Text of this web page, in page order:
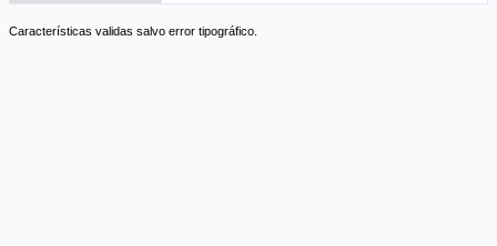
Características validas salvo error tipográfico.